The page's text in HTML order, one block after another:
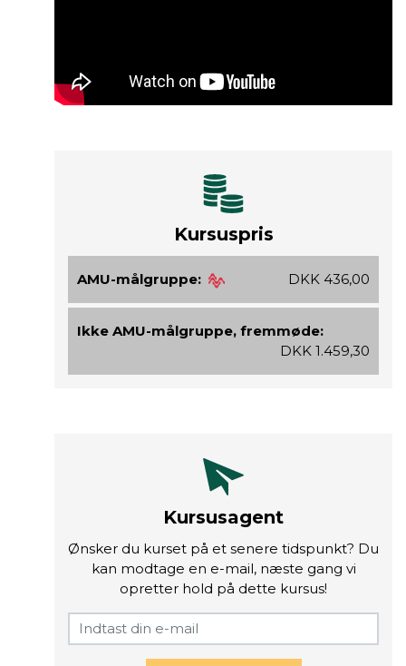
Kursuspris
AMU-målgruppe: DKK 436,00
Ikke AMU-målgruppe, fremmøde:
DKK 1.459,30
Kursusagent
Ønsker du kurset på et senere tidspunkt? Du
kan modtage en e-mail, næste gang vi
opretter hold på dette kursus!